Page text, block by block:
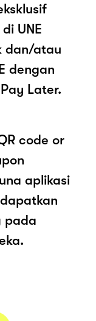
UNE
dan/atau
dengan
Later.
code or
aplikasi
pada